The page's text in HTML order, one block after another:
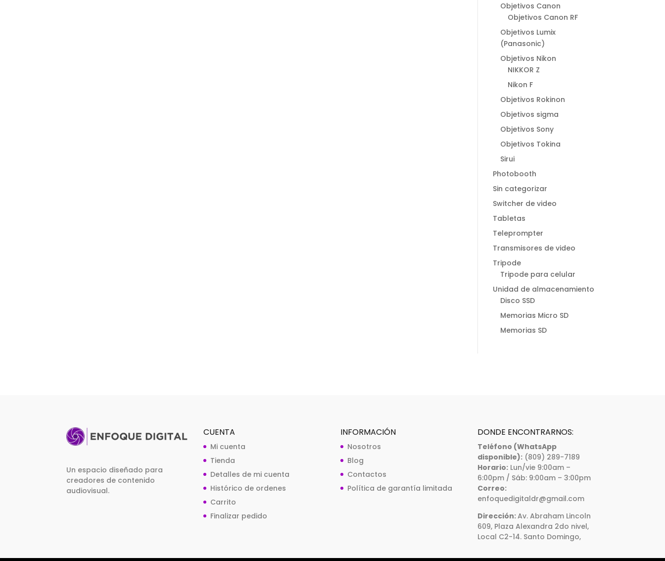
Objetivos Canon
Objetivos Canon RF
Objetivos Lumix
(Panasonic)
Objetivos Nikon
NIKKOR Z
Nikon F
Objetivos Rokinon
Objetivos sigma
Objetivos Sony
Objetivos Tokina
Sirui
Photobooth
Sin categorizar
Switcher de video
Tabletas
Teleprompter
Transmisores de video
Tripode
Tripode para celular
Unidad de almacenamiento
Disco SSD
Memorias Micro SD
Memorias SD
Un espacio diseñado para
creadores de contenido
audiovisual.
CUENTA
Mi cuenta
Tienda
Detalles de mi cuenta
Histórico de ordenes
Carrito
Finalizar pedido
INFORMACIÓN
Nosotros
Blog
Contactos
Política de garantía limitada
DONDE ENCONTRARNOS:
Teléfono (WhatsApp
disponible):(809) 289-7189
Horario:Lun/vie 9:00am –
6:00pm / Sáb: 9:00am – 3:00pm
Correo:
enfoquedigitaldr@gmail.com
Dirección:Av. Abraham Lincoln
609, Plaza Alexandra 2do nivel,
Local C2-14. Santo Domingo,